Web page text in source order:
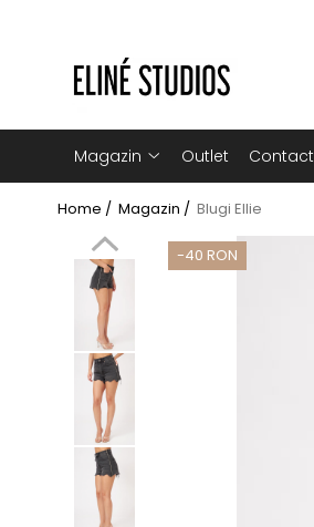
Magazin
Noutati
Rochii
Pantaloni
Costume Baie
Lichidare de stoc
Magazin Outlet Contact
Home / Magazin / Blugi Ellie
-40 RON